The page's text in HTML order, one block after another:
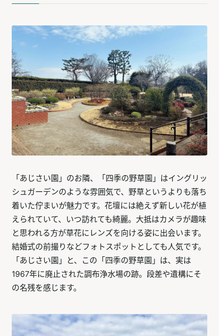
「あじさい園」のお隣、「四季の野草園」はイングリッ
シュガーデンのような雰囲気で、野草というよりも落ち
着いた佇まいが魅力です。花壇には絶えず新しい花が植
えられていて、いつ訪れても綺麗。大抵はカメラが趣味
と思われる方が草花にレンズを向ける姿に出会います。
結婚式の前撮りなどフォトスポットとしても人気です。
「あじさい園」と、この「四季の野草園」は、実は
1967年に廃止された調布浄水場の跡。段差や遺構にそ
の名残を感じます。